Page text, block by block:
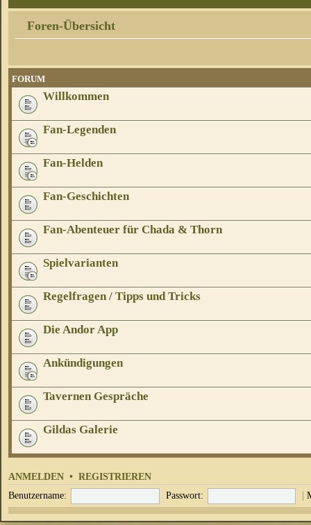
Foren-Übersicht
FORUM
Willkommen
Fan-Legenden
Fan-Helden
Fan-Geschichten
Fan-Abenteuer für Chada & Thorn
Spielvarianten
Regelfragen / Tipps und Tricks
Die Andor App
Ankündigungen
Tavernen Gespräche
Gildas Galerie
ANMELDEN • REGISTRIEREN
Benutzername: Passwort: |